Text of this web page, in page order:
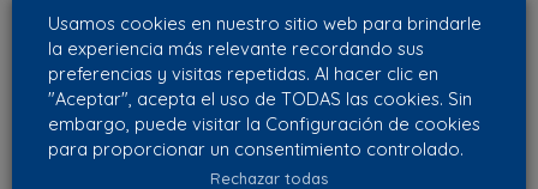
Microorganismos
Partículas diminutas que pueden producir infecciones,
transmitir enfermedades y otros padecimientos. Se
transmiten principalmente por el aire y facilitan el
contagio entre personas de una sintomatología
específica.
Usamos cookies en nuestro sitio web para brindarle
la experiencia más relevante recordando sus
preferencias y visitas repetidas. Al hacer clic en
"Aceptar", acepta el uso de TODAS las cookies. Sin
embargo, puede visitar la Configuración de cookies
para proporcionar un consentimiento controlado.
Rechazar todas